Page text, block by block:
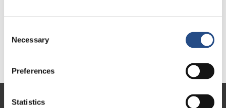
Selection
Necessary
Preferences
Statistics